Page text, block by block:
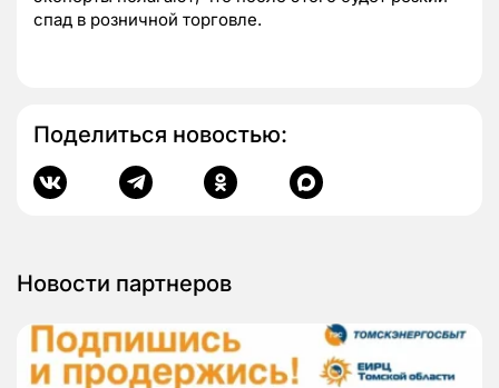
спад в розничной торговле.
Поделиться новостью:
Новости партнеров